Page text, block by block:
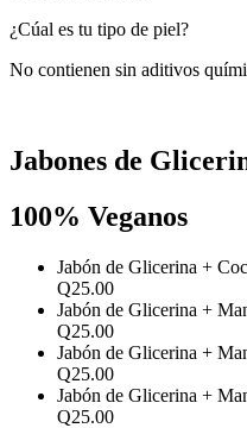
¿Cúal es tu tipo de piel?
No contienen sin aditivos
Jabones de
100% Veganos
Jabón de Glicerina +
Q25.00
Jabón de Glicerina +
Q25.00
Jabón de Glicerina +
Q25.00
Jabón de Glicerina +
Q25.00